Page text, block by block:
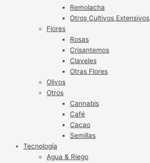
Remolacha
Otros Cultivos Extensivos
Flores
Rosas
Crisantemos
Claveles
Otras Flores
Olivos
Otros
Cannabis
Café
Cacao
Semillas
Tecnología
Agua & Riego